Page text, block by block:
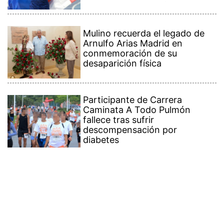
Mulino recuerda el legado de
Arnulfo Arias Madrid en
conmemoración de su
desaparición física
Participante de Carrera
Caminata A Todo Pulmón
fallece tras sufrir
descompensación por
diabetes